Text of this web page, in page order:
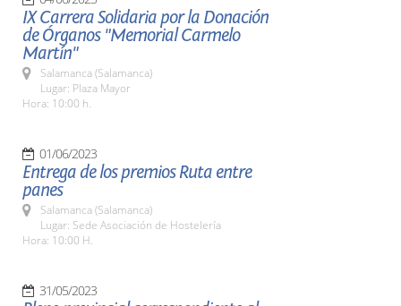
IX Carrera Solidaria por la Donación
de Órganos "Memorial Carmelo
Martín"
Salamanca (Salamanca)
Lugar: Plaza Mayor
Hora: 10:00 h.
01/06/2023
Entrega de los premios Ruta entre
panes
Salamanca (Salamanca)
Lugar: Sede Asociación de Hostelería
Hora: 10:00 H.
31/05/2023